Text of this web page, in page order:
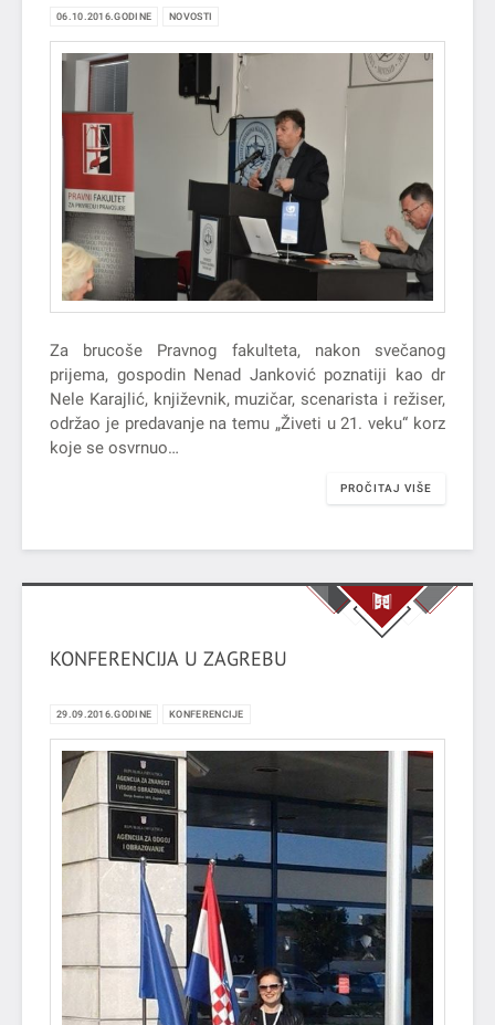
06.10.2016.GODINE NOVOSTI
Za brucoše Pravnog fakulteta, nakon svečanog
prijema, gospodin Nenad Janković poznatiji kao dr
Nele Karajlić, književnik, muzičar, scenarista i režiser,
održao je predavanje na temu „Živeti u 21. veku“ korz
koje se osvrnuo…
PROČITAJ VIŠE
KONFERENCIJA U ZAGREBU
29.09.2016.GODINE KONFERENCIJE